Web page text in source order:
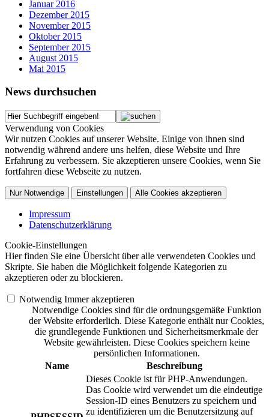
Januar 2016
Dezember 2015
November 2015
Oktober 2015
September 2015
August 2015
Mai 2015
News durchsuchen
Verwendung von Cookies
Wir nutzen Cookies auf unserer Website. Einige von ihnen sind
notwendig während andere uns helfen, diese Website und Ihre
Erfahrung zu verbessern. Sie akzeptieren unsere Cookies, wenn Sie
fortfahren diese Webseite zu nutzen.
Nur Notwendige Einstellungen Alle Cookies akzeptieren
Impressum
Datenschutzerklärung
Cookie-Einstellungen
Hier finden Sie eine Übersicht über alle verwendeten Cookies und
Skripte. Sie haben die Möglichkeit folgende Kategorien zu
akzeptieren oder zu blockieren.
Notwendig Immer akzeptieren
Notwendige Cookies sind für die ordnungsgemäße Funktion
der Website erforderlich. Diese Kategorie enthält nur Cookies,
die grundlegende Funktionen und Sicherheitsmerkmale der
Website gewährleisten. Diese Cookies speichern keine
persönlichen Informationen.
Name
Beschreibung
Dieses Cookie ist für PHP-Anwendungen.
Das Cookie wird verwendet um die eindeutige
Session-ID eines Benutzers zu speichern und
zu identifizieren um die Benutzersitzung auf